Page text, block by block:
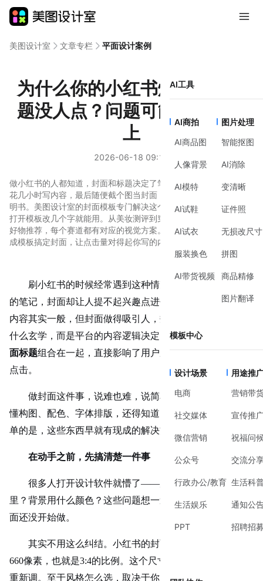
AI工具
AI商拍
AI商品图
人像背景
AI模特
AI试鞋
AI试衣
服装换色
AI带货视频
图片处理
智能抠图
AI消除
变清晰
证件照
无损改尺寸
拼图
商品精修
图片翻译
模板中心
设计场景
电商
社交媒体
微信营销
公众号
行政办公/教育
生活娱乐
PPT
用途推
营销带
宣传推
祝福问
交流分
生活科
通知公
招聘招
美图设计室 文章专栏 平面设计案例
为什么你的小红书爆款封面标
题没人点？问题可能出在视觉
上
2026-06-18 09:11
做小红书的人都知道，封面和标题决定了笔记的打开率。但很多人
花几小时写内容，最后随便截个图当封面，或者标题写得像产品说
明书。美图设计室的封面模板专门解决这个问题——不用学设计，
打开模板改几个字就能用。从美妆测评到穿搭分享，从知识科普到
好物推荐，每个赛道都有对应的视觉方案。这篇文章聊聊怎么用现
成模板搞定封面，让点击量对得起你写的内容。
刷小红书的时候经常遇到这种情况：一篇内容写得挺好
的笔记，封面却让人提不起兴趣点进去。反过来，有些笔记
内容其实一般，但封面做得吸引人，数据反而不错。这不是
什么玄学，而是平台的内容逻辑决定了——小红书爆款封
面标题组合在一起，直接影响了用户愿不愿意花那零点几秒
点击。
做封面这件事，说难也难，说简单也简单。难的是你要
懂构图、配色、字体排版，还得知道当下流行什么风格。简
单的是，这些东西早就有现成的解决方案了。
在动手之前，先搞清楚一件事
很多人打开设计软件就懵了——尺寸是多少？文字放哪
里？背景用什么颜色？这些问题想一遍，半小时过去了，封
面还没开始做。
其实不用这么纠结。小红书的封面图标准尺寸是1242x1
660像素，也就是3:4的比例。这个尺寸是固定的，不用每次
重新调。至于风格怎么选，取决于你的内容类型。美妆测评